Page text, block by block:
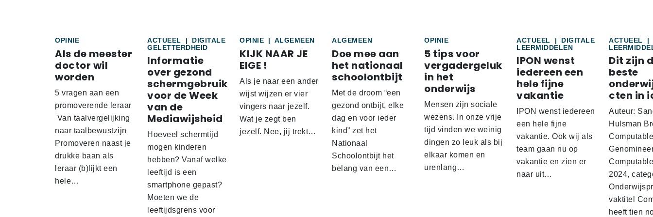
OPINIE
Als de meester
doctor wil
worden
5 vragen aan een
promoverende leraar
Van taalvergelijking
naar taalbewustzijn
Promoveren naast je
drukke baan als
leraar (b)lijkt een
hele…
ACTUEEL |
DIGITALE
GELETTERDHEID
Informatie
over gezond
schermgebruik
voor de Week
van de
Mediawijsheid
Hoeveel schermtijd
mogen kinderen
hebben? Vanaf welke
leeftijd is een
smartphone gepast?
Moeten we de
leeftijdsgrens voor
OPINIE | ALGEMEEN
KIJK NAAR JE
EIGE !
Als je naar een ander
wijst wijzen er vier
vingers naar jezelf.
Wat je zegt ben
jezelf. Nee, jij trekt…
ALGEMEEN
Doe mee aan
het nationaal
schoolontbijt
Met de droom “een
gezond ontbijt, elke
dag en voor ieder
kind” zet het
Nationaal
Schoolontbijt het
belang van een…
OPINIE
5 tips voor
vergadergeluk
in het
onderwijs
Mensen zijn sociale
wezens. In onze vrije
tijd vinden we weinig
dingen zo leuk als bij
elkaar komen en
urenlang…
ACTUEEL |
DIGITALE
LEERMIDDELEN
IPON wenst
iedereen een
hele fijne
vakantie
IPON wenst iedereen
een hele fijne
vakantie. Ook wij als
team gaan nu op
vakantie en zien er
naar uit…
ACTUEEL
|
Dit zijn
beste
cten in
Auteur:
Hulsman
Computable
2024,
vaktitel
heeft tien